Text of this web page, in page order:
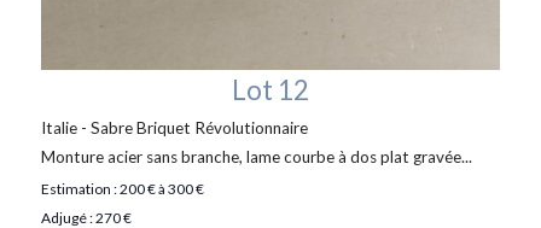
Lot 12
Italie - Sabre Briquet Révolutionnaire
Monture acier sans branche, lame courbe à dos plat gravée...
Estimation : 200 € à 300 €
Adjugé : 270 €